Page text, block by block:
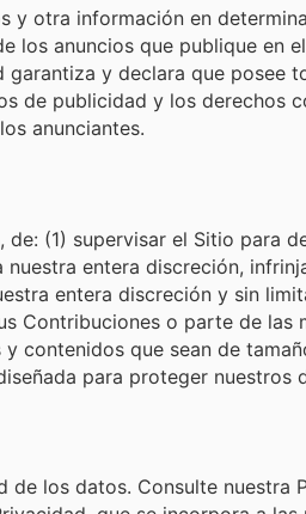
y otra información en
los anuncios que publique
garantiza y declara que
de publicidad y los
anunciantes.
(1) supervisar el Sitio para
entera discreción,
entera discreción y sin
Contribuciones o parte de
contenidos que sean de
para proteger
los datos. Consulte nuestra